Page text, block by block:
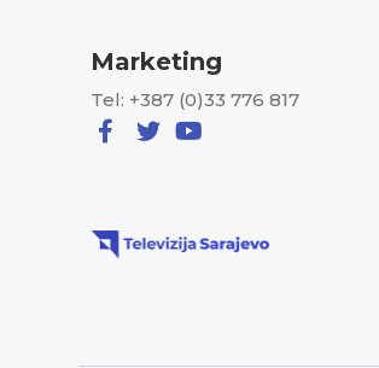
Marketing
Tel: +387 (0)33 776 817